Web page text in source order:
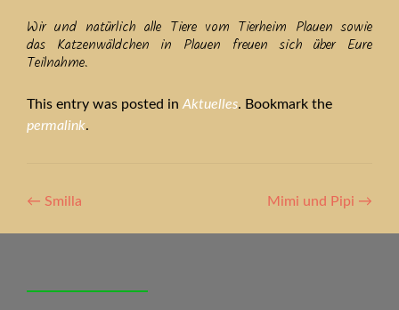
Wir und natürlich alle Tiere vom Tierheim Plauen sowie
das Katzenwäldchen in Plauen freuen sich über Eure
Teilnahme.
This entry was posted in Aktuelles. Bookmark the
permalink.
Artikel-
Navigation
← Smilla Mimi und Pipi →